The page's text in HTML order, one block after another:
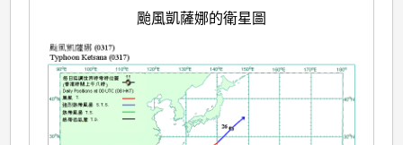
颱風凱薩娜的衛星圖